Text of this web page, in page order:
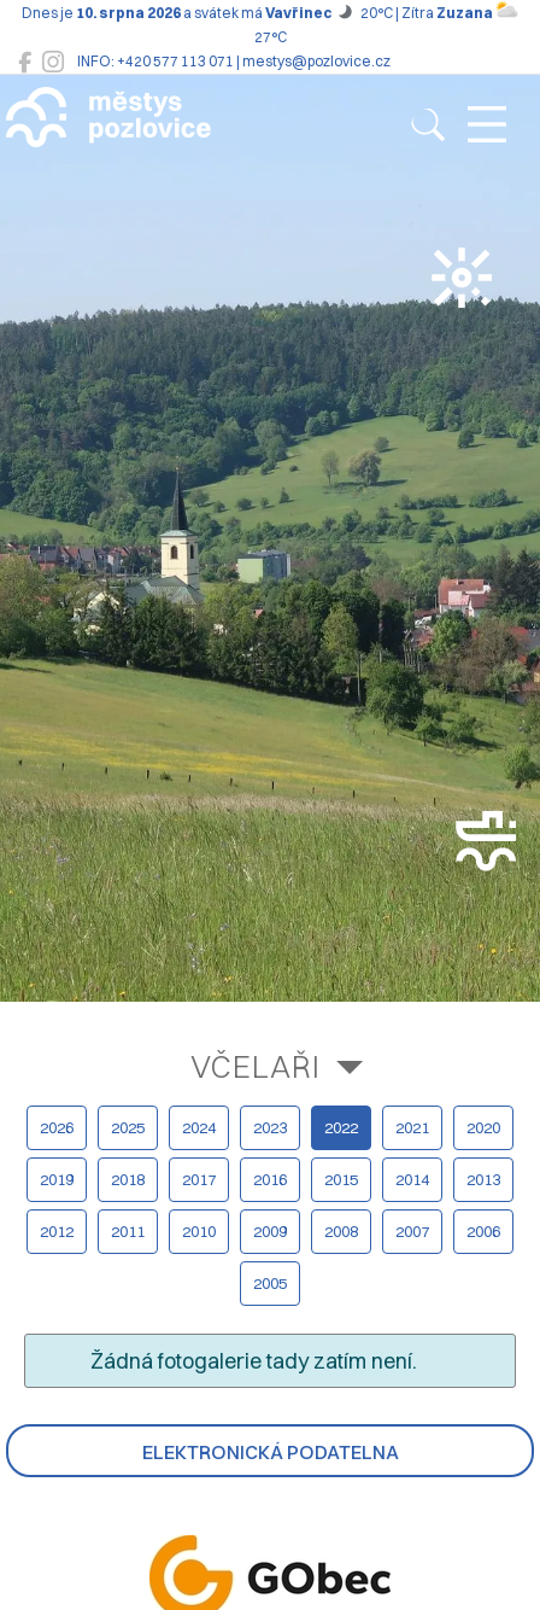
INFO: +420 577 113 071 | mestys@pozlovice.cz
Dnes je 10. srpna 2026a svátek má Vavřinec 20°C | Zítra Zuzana
27°C
Pozlovice
ELEKTRONICKÁ PODATELNA
VČELAŘI
2026 2025 2024 2023 2022 2021 2020
2019 2018 2017 2016 2015 2014 2013
2012 2011 2010 2009 2008 2007 2006
2005
Žádná fotogalerie tady zatím není.